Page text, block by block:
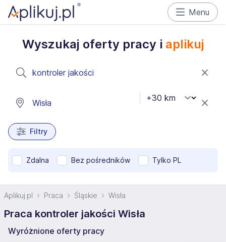
Menu
Wyszukaj oferty pracy i aplikuj
Filtry
Zdalna Bez pośredników Tylko PL
Aplikuj.pl Praca Śląskie Wisła
Praca kontroler jakości Wisła
Wyróżnione oferty pracy